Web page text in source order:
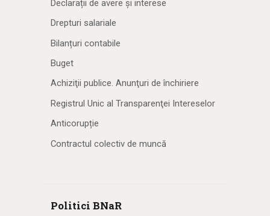
Declarații de avere și interese
Drepturi salariale
Bilanțuri contabile
Buget
Achiziţii publice. Anunţuri de închiriere
Registrul Unic al Transparenţei Intereselor
Anticorupție
Contractul colectiv de muncă
Politici BNaR